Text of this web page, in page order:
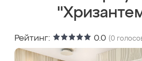
Рейтинг: 0.0 (0